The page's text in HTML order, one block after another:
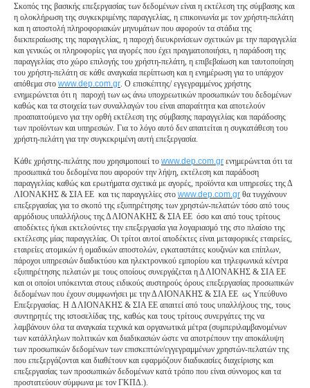
Σκοπός της βασικής επεξεργασίας των δεδομένων είναι η εκτέλεση της σύμβασης και
η ολοκλήρωση της συγκεκριμένης παραγγελίας, η επικοινωνία με τον χρήστη-πελάτη
και η αποστολή πληροφοριακών μηνυμάτων που αφορούν τα στάδια της
διεκπεραίωσης της παραγγελίας, η παροχή διευκρινίσεων σχετικών με την παραγγελία
και γενικώς οι πληροφορίες για αγορές που έχει πραγματοποιήσει, η παράδοση της
παραγγελίας στο χώρο επιλογής του χρήστη-πελάτη, η επιβεβαίωση και ταυτοποίηση
του χρήστη-πελάτη σε κάθε αναγκαία περίπτωση και η ενημέρωση για το υπάρχον
απόθεμα στο www.dep.com.gr . Ο επισκέπτης/ εγγεγραμμένος χρήστης
ενημερώνεται ότι η παροχή των ως άνω υποχρεωτικών προσωπικών του δεδομένων
καθώς και τα στοιχεία των συναλλαγών του είναι απαραίτητα και αποτελούν
προαπαιτούμενο για την ορθή εκτέλεση της σύμβασης παραγγελίας και παράδοσης
των προϊόντων και υπηρεσιών. Για το λόγο αυτό δεν απαιτείται η συγκατάθεση του
χρήστη-πελάτη για την συγκεκριμένη αυτή επεξεργασία.
Κάθε χρήστης-πελάτης που χρησιμοποιεί το www.dep.com.gr ενημερώνεται ότι τα
προσωπικά του δεδομένα που αφορούν την λήψη, εκτέλεση και παράδοση
παραγγελίας καθώς και ερωτήματα σχετικά με αγορές, προϊόντα και υπηρεσίες της Δ
ΛΙΟΝΑΚΗΣ & ΣΙΑ ΕΕ και τις παραγγελίες στο www.dep.com.gr θα τυγχάνουν
επεξεργασίας για το σκοπό της εξυπηρέτησης των χρηστών-πελατών τόσο από τους
αρμόδιους υπαλλήλους της Δ ΛΙΟΝΑΚΗΣ & ΣΙΑ ΕΕ όσο και από τους τρίτους
αποδέκτες ή/και εκτελούντες την επεξεργασία για λογαριασμό της στο πλαίσιο της
εκτέλεσης μίας παραγγελίας. Οι τρίτοι αυτοί αποδέκτες είναι μεταφορικές εταιρείες,
εταιρείες ατομικών ή ομαδικών αποστολών, εγκαταστάτες κουζινών και επίπλων,
πάροχοι υπηρεσιών διαδικτύου και ηλεκτρονικού εμπορίου και τηλεφωνικά κέντρα
εξυπηρέτησης πελατών με τους οποίους συνεργάζεται η Δ ΛΙΟΝΑΚΗΣ & ΣΙΑ ΕΕ
και οι οποίοι υπόκεινται στους ειδικούς αυστηρούς όρους επεξεργασίας προσωπικών
δεδομένων που έχουν συμφωνήσει με την Δ ΛΙΟΝΑΚΗΣ & ΣΙΑ ΕΕ ως Υπεύθυνο
Επεξεργασίας. H Δ ΛΙΟΝΑΚΗΣ & ΣΙΑ ΕΕ απαιτεί από τους υπαλλήλους της, τους
συντηρητές της ιστοσελίδας της, καθώς και τους τρίτους συνεργάτες της να
λαμβάνουν όλα τα αναγκαία τεχνικά και οργανωτικά μέτρα (συμπεριλαμβανομένων
των κατάλληλων πολιτικών και διαδικασιών ώστε να αποτρέπουν την αποκάλυψη
των προσωπικών δεδομένων των επισκεπτών/εγγεγραμμένων χρηστών-πελατών της
που επεξεργάζονται και διαθέτουν και εφαρμόζουν διαδικασίες διαχείρισης και
επεξεργασίας των προσωπικών δεδομένων κατά τρόπο που είναι σύννομος και τα
προστατεύουν σύμφωνα με τον ΓΚΠΔ.).